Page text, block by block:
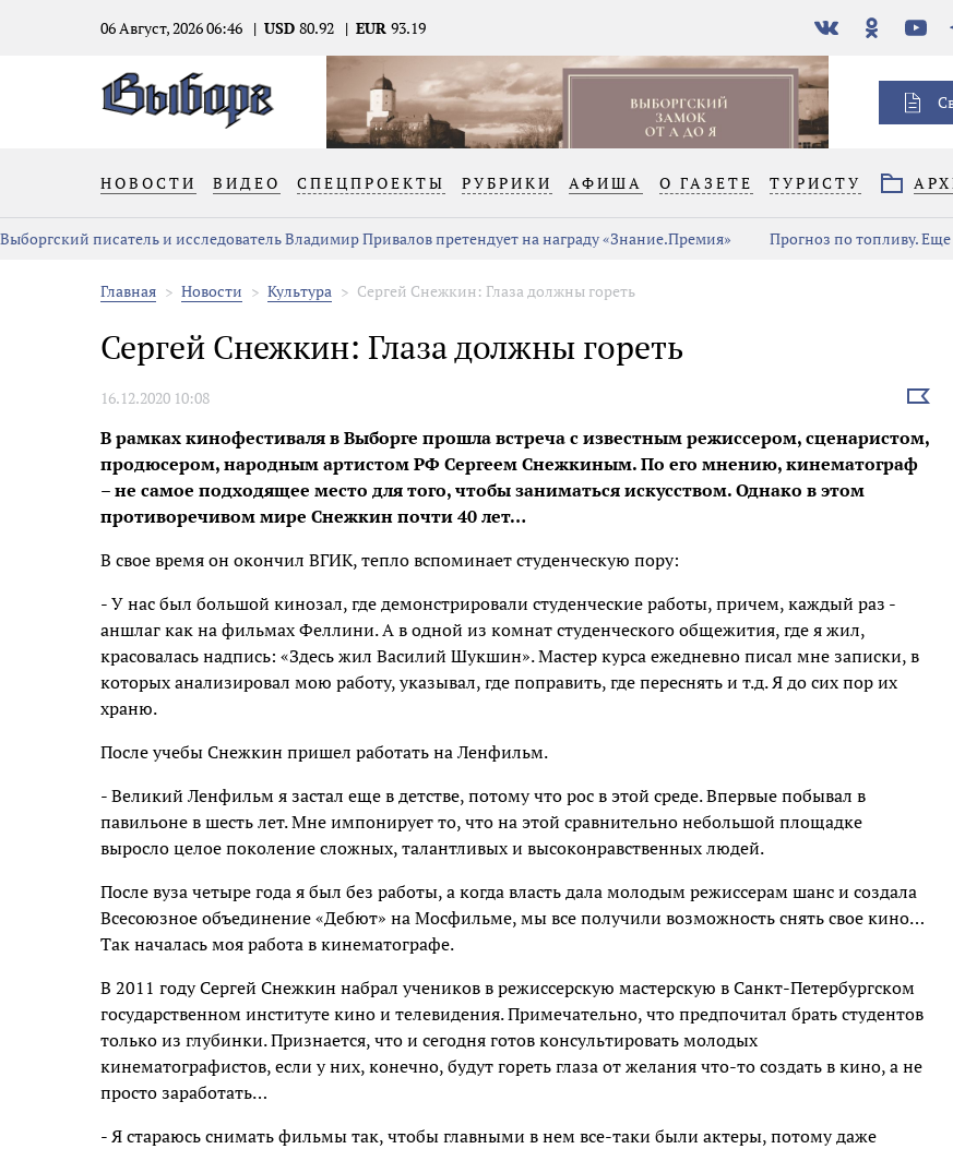
06 Август, 2026 06:46 USD 80.92 EUR 93.19
В
контакте
НОВОСТИ ВИДЕО СПЕЦПРОЕКТЫ РУБРИКИ АФИША О ГАЗЕТЕ ТУРИСТУ
Выборгский писатель и исследователь Владимир Привалов претендует на награду «Знание.Премия» Прогноз по топливу.
Главная Новости Культура Сергей Снежкин: Глаза должны гореть
Сергей Снежкин: Глаза должны гореть
16.12.2020 10:08
В рамках кинофестиваля в Выборге прошла встреча с известным режиссером, сценаристом,
продюсером, народным артистом РФ Сергеем Снежкиным. По его мнению, кинематограф
– не самое подходящее место для того, чтобы заниматься искусством. Однако в этом
противоречивом мире Снежкин почти 40 лет…
В свое время он окончил ВГИК, тепло вспоминает студенческую пору:
- У нас был большой кинозал, где демонстрировали студенческие работы, причем, каждый раз -
аншлаг как на фильмах Феллини. А в одной из комнат студенческого общежития, где я жил,
красовалась надпись: «Здесь жил Василий Шукшин». Мастер курса ежедневно писал мне записки, в
которых анализировал мою работу, указывал, где поправить, где переснять и т.д. Я до сих пор их
храню.
После учебы Снежкин пришел работать на Ленфильм.
- Великий Ленфильм я застал еще в детстве, потому что рос в этой среде. Впервые побывал в
павильоне в шесть лет. Мне импонирует то, что на этой сравнительно небольшой площадке
выросло целое поколение сложных, талантливых и высоконравственных людей.
После вуза четыре года я был без работы, а когда власть дала молодым режиссерам шанс и создала
Всесоюзное объединение «Дебют» на Мосфильме, мы все получили возможность снять свое кино…
Так началась моя работа в кинематографе.
В 2011 году Сергей Снежкин набрал учеников в режиссерскую мастерскую в Санкт-Петербургском
государственном институте кино и телевидения. Примечательно, что предпочитал брать студентов
только из глубинки. Признается, что и сегодня готов консультировать молодых
кинематографистов, если у них, конечно, будут гореть глаза от желания что-то создать в кино, а не
просто заработать…
- Я стараюсь снимать фильмы так, чтобы главными в нем все-таки были актеры, потому даже